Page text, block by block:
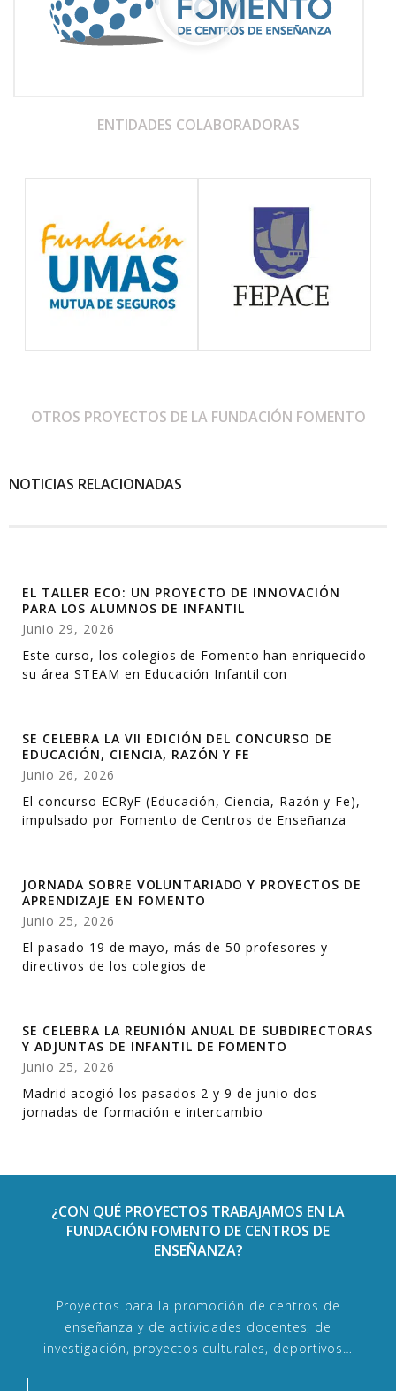
ENTIDADES COLABORADORAS
OTROS PROYECTOS DE LA FUNDACIÓN FOMENTO
NOTICIAS RELACIONADAS
EL TALLER ECO: UN PROYECTO DE INNOVACIÓN
PARA LOS ALUMNOS DE INFANTIL
Junio 29, 2026
Este curso, los colegios de Fomento han enriquecido
su área STEAM en Educación Infantil con
SE CELEBRA LA VII EDICIÓN DEL CONCURSO DE
EDUCACIÓN, CIENCIA, RAZÓN Y FE
Junio 26, 2026
El concurso ECRyF (Educación, Ciencia, Razón y Fe),
impulsado por Fomento de Centros de Enseñanza
JORNADA SOBRE VOLUNTARIADO Y PROYECTOS DE
APRENDIZAJE EN FOMENTO
Junio 25, 2026
El pasado 19 de mayo, más de 50 profesores y
directivos de los colegios de
SE CELEBRA LA REUNIÓN ANUAL DE SUBDIRECTORAS
Y ADJUNTAS DE INFANTIL DE FOMENTO
Junio 25, 2026
Madrid acogió los pasados 2 y 9 de junio dos
jornadas de formación e intercambio
¿CON QUÉ PROYECTOS TRABAJAMOS EN LA
FUNDACIÓN FOMENTO DE CENTROS DE
ENSEÑANZA?
Proyectos para la promoción de centros de
enseñanza y de actividades docentes, de
investigación, proyectos culturales, deportivos…